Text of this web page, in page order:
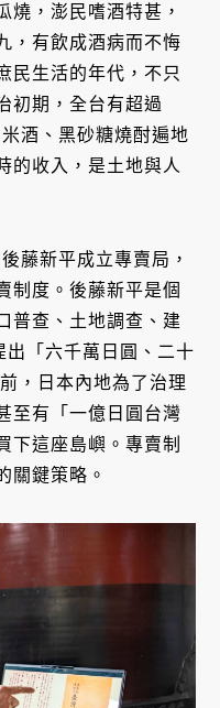
燒，澎民嗜酒特甚，
，有飲成酒病而不悔
民生活的年代，不只
初期，全台有超過
酒、黑砂糖燒酎遍地
的收入，是土地與人
藤新平成立專賣局，
制度。後藤新平是個
普查、土地調查、建
出「六千萬日圓、二十
，日本內地為了治理
至有「一億日圓台灣
下這座島嶼。專賣制
關鍵策略。